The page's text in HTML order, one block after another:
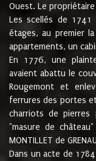
Ouest. Le
Les scellés de
étages, au premier
appartements, un
En 1776, une
avaient abattu le
Rougemont et
ferrures des portes
charriots de pierres
"masure de
MONTILLET de
Dans un acte de